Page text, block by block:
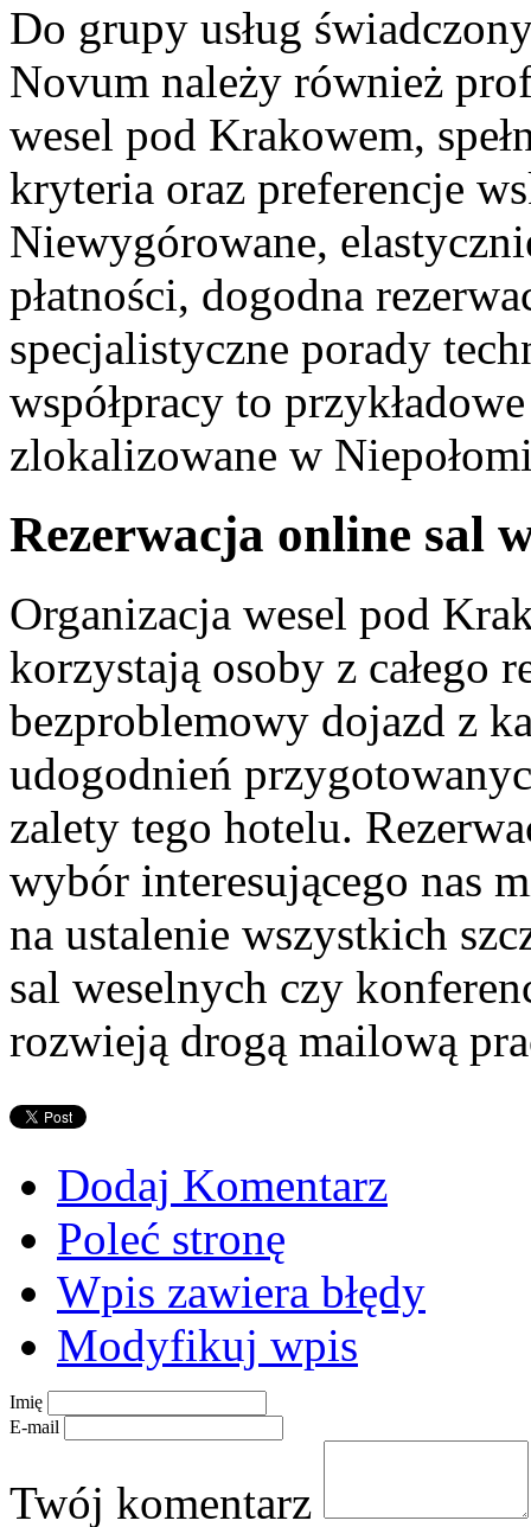
Do grupy usług
Novum należy również
wesel pod Krakowem,
kryteria oraz preferencje
Niewygórowane,
płatności, dogodna
specjalistyczne porady
współpracy to
zlokalizowane w
Rezerwacja online sal
Organizacja wesel pod
korzystają osoby z całego
bezproblemowy dojazd z
udogodnień
zalety tego hotelu.
wybór interesującego nas
na ustalenie wszystkich
sal weselnych czy
rozwieją drogą mailową
Dodaj Komentarz
Poleć stronę
Wpis zawiera błędy
Modyfikuj wpis
Imię
E-mail
Twój komentarz